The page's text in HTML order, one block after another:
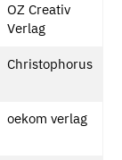
OZ Creativ
Verlag
Christophorus
oekom verlag